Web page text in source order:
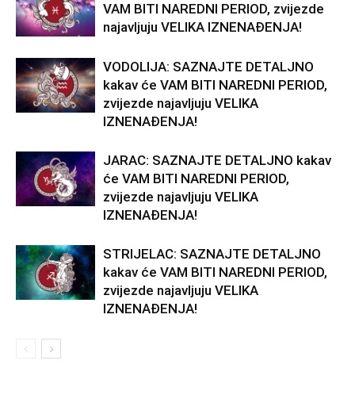
VAM BITI NAREDNI PERIOD, zvijezde
najavljuju VELIKA IZNENAĐENJA!
VODOLIJA: SAZNAJTE DETALJNO
kakav će VAM BITI NAREDNI PERIOD,
zvijezde najavljuju VELIKA
IZNENAĐENJA!
JARAC: SAZNAJTE DETALJNO kakav
će VAM BITI NAREDNI PERIOD,
zvijezde najavljuju VELIKA
IZNENAĐENJA!
STRIJELAC: SAZNAJTE DETALJNO
kakav će VAM BITI NAREDNI PERIOD,
zvijezde najavljuju VELIKA
IZNENAĐENJA!